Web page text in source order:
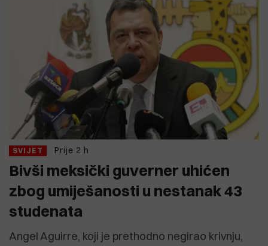
SVIJET Prije 2 h
Bivši meksički guverner uhićen
zbog umiješanosti u nestanak 43
studenata
Angel Aguirre, koji je prethodno negirao krivnju,